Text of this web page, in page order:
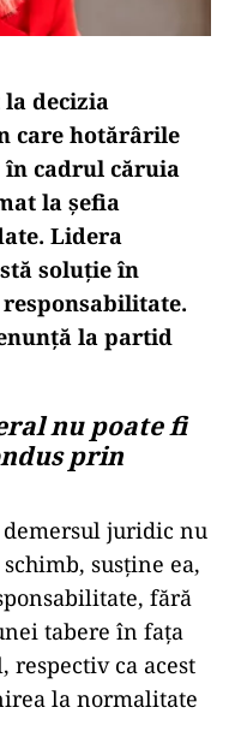
decizia
care hotărârile
în cadrul căruia
la șefia
Lidera
soluție în
la partid
nu poate fi
prin
juridic nu
susține ea,
fără
tabere în fața
respectiv ca acest
la normalitate